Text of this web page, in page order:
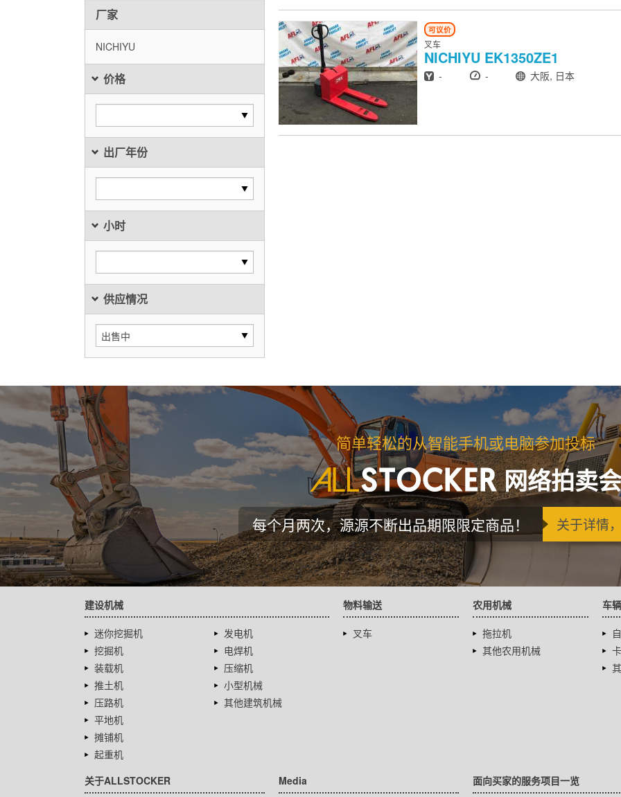
厂家
NICHIYU
价格
出厂年份
小时
供应情况
可议价
叉车
NICHIYU EK1350ZE1
出厂年份
- 小时
- 地点
大阪, 日本
简单轻松的从智能手机或电脑参加投标
网络拍卖会
每个月两次，源源不断出品期限限定商品！ 关于详情
建设机械
迷你挖掘机
挖掘机
装载机
推土机
压路机
平地机
摊铺机
起重机
发电机
电焊机
压缩机
小型机械
其他建筑机械
物料输送
叉车
农用机械
拖拉机
其他农用机械
车辆
关于ALLSTOCKER Media 面向买家的服务项目一览